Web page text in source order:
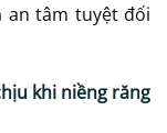
an tâm tuyệt đối
khi niềng răng